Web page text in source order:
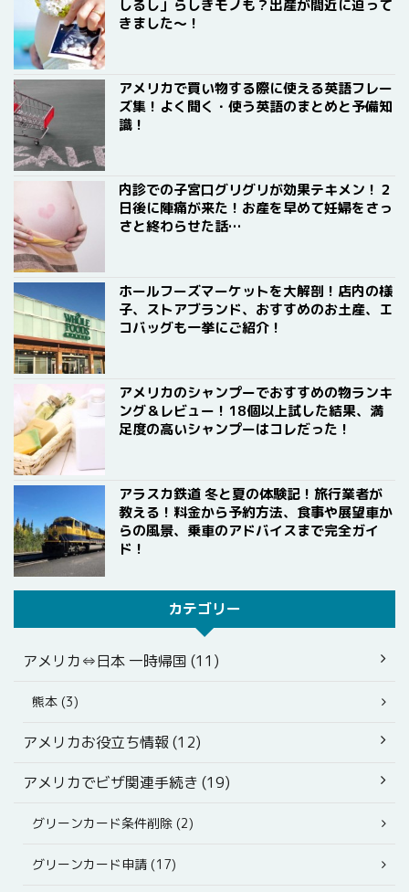
しるし」らしきモノも？出産が間近に迫って
きました〜！
アメリカで買い物する際に使える英語フレー
ズ集！よく聞く・使う英語のまとめと予備知
識！
内診での子宮口グリグリが効果テキメン！２
日後に陣痛が来た！お産を早めて妊婦をさっ
さと終わらせた話…
ホールフーズマーケットを大解剖！店内の様
子、ストアブランド、おすすめのお土産、エ
コバッグも一挙にご紹介！
アメリカのシャンプーでおすすめの物ランキ
ング＆レビュー！18個以上試した結果、満
足度の高いシャンプーはコレだった！
アラスカ鉄道 冬と夏の体験記！旅行業者が
教える！料金から予約方法、食事や展望車か
らの風景、乗車のアドバイスまで完全ガイ
ド！
カテゴリー
アメリカ⇔日本 一時帰国 (11)
熊本 (3)
アメリカお役立ち情報 (12)
アメリカでビザ関連手続き (19)
グリーンカード条件削除 (2)
グリーンカード申請 (17)